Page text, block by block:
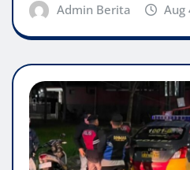
Admin Berita Aug